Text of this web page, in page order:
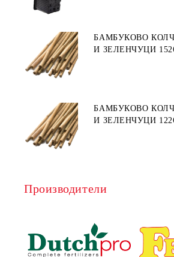
БАМБУКОВО
И ЗЕЛЕНЧУЦИ
БАМБУКОВО
И ЗЕЛЕНЧУЦИ
Производители